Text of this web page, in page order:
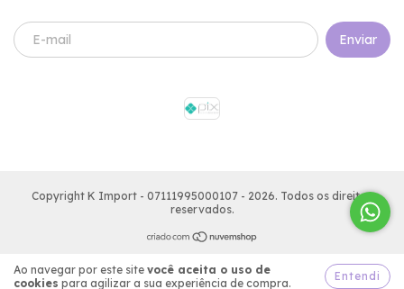
Ao navegar por este site você aceita o uso de
cookies para agilizar a sua experiência de compra.
Entendi
Copyright K Import - 07111995000107 - 2026. Todos os direitos
reservados.